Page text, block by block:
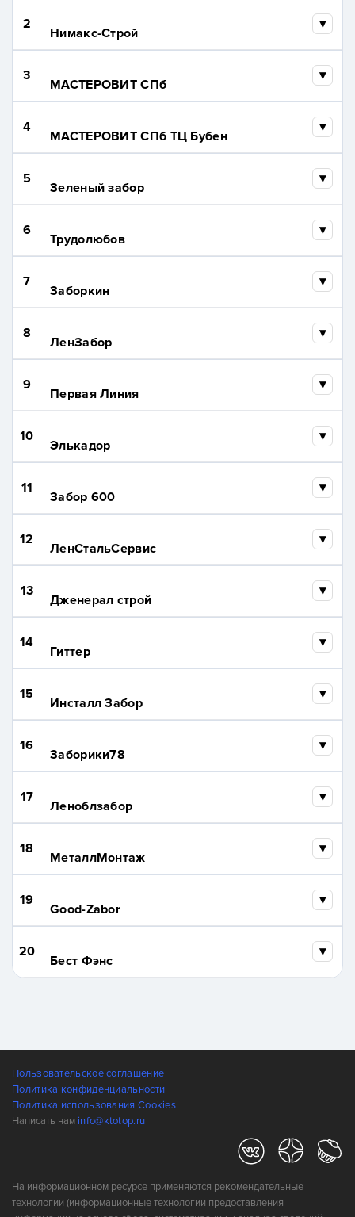
2
Нимакс-Строй
3
МАСТЕРОВИТ СПб
4
МАСТЕРОВИТ СПб ТЦ Бубен
5
Зеленый забор
6
Трудолюбов
7
Заборкин
8
ЛенЗабор
9
Первая Линия
10
Элькадор
11
Забор 600
12
ЛенСтальСервис
13
Дженерал строй
14
Гиттер
15
Инсталл Забор
16
Заборики78
17
Леноблзабор
18
МеталлМонтаж
19
Good-Zabor
20
Бест Фэнс
Пользовательское соглашение
Политика конфиденциальности
Политика использования Cookies
Написать нам info@ktotop.ru
На информационном ресурсе применяются рекомендательные
технологии (информационные технологии предоставления